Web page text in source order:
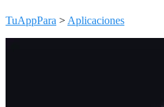
TuAppPara > Aplicaciones